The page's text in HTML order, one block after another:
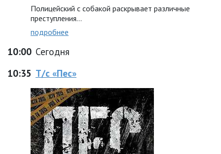
Полицейский с собакой раскрывает различные
преступления...
подробнее
10:00 Сегодня
10:35 Т/с «Пес»